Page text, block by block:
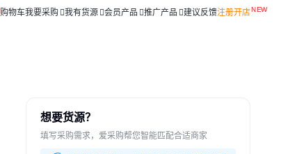
购物车我要采购 我有货源 会员产品 推广产品 建议反馈注册开店
想要货源？
填写采购需求，爱采购帮您智能匹配合适商家